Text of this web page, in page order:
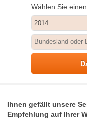
Wählen Sie
Ihnen gefällt unsere
Empfehlung auf Ihrer